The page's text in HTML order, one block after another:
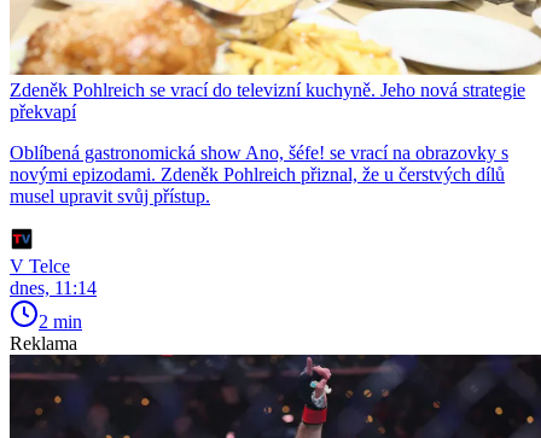
Zdeněk Pohlreich se vrací do televizní kuchyně. Jeho nová strategie
překvapí
Oblíbená gastronomická show Ano, šéfe! se vrací na obrazovky s
novými epizodami. Zdeněk Pohlreich přiznal, že u čerstvých dílů
musel upravit svůj přístup.
V Telce
dnes, 11:14
2 min
Reklama